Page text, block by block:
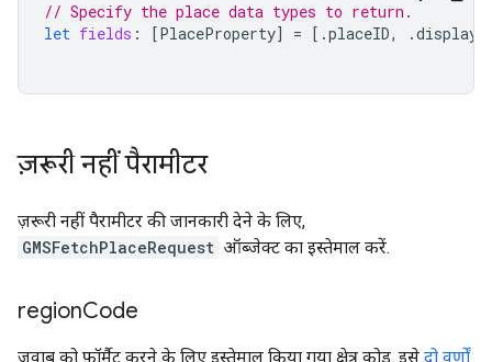
// Specify the place data types to return.
let fields : [PlaceProperty] = [.placeID, .
ज़रूरी नहीं पैरामीटर
ज़रूरी नहीं पैरामीटर की जानकारी देने के लिए,
GMSFetchPlaceRequest ऑब्जेक्ट का इस्तेमाल करें.
regionCode
जवाब को फ़ॉर्मैट करने के लिए इस्तेमाल किया गया क्षेत्र कोड. इसे दो वर्णों